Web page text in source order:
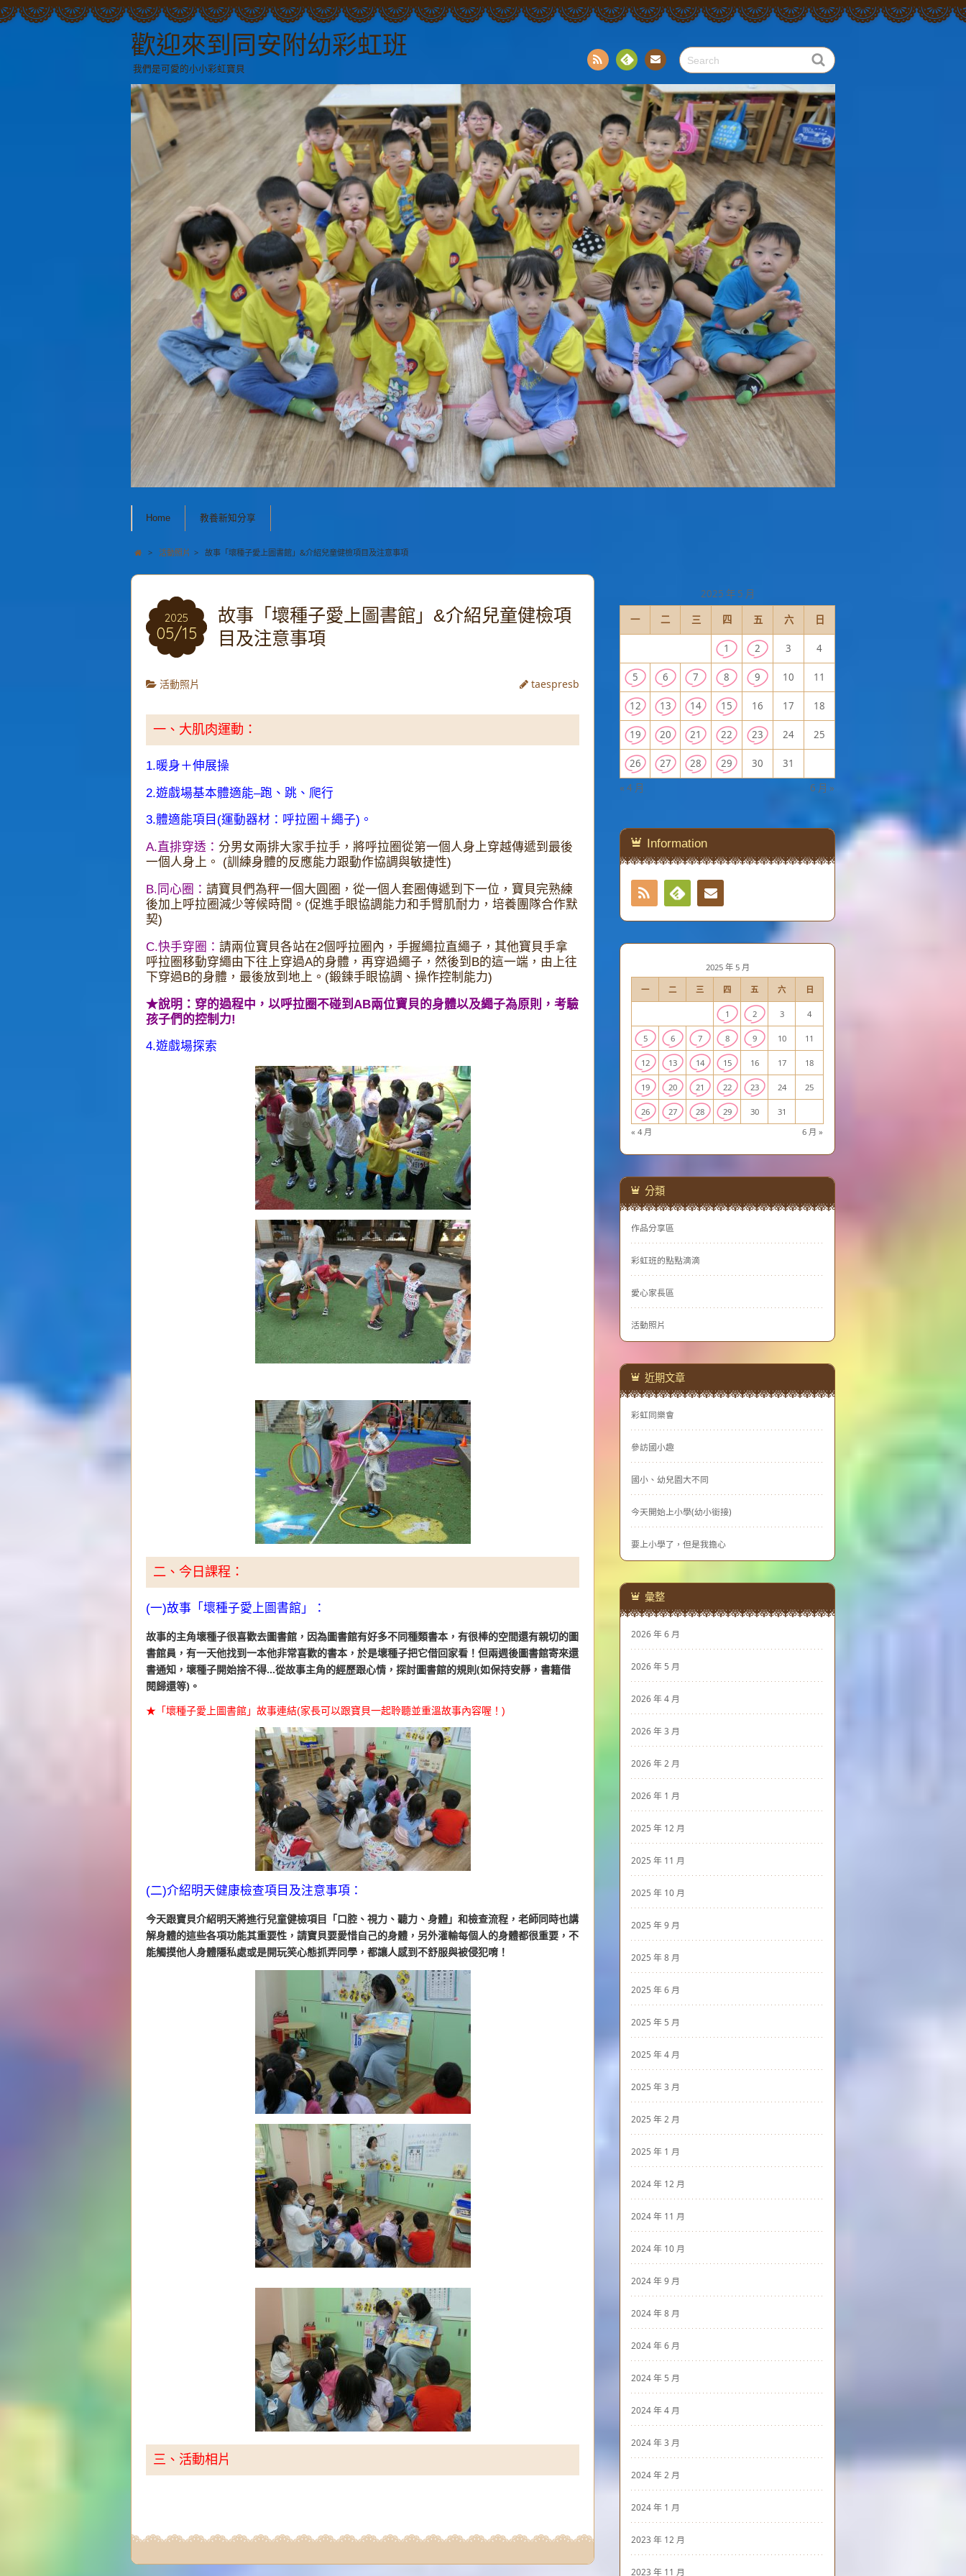
歡迎來到同安附幼彩虹班
我們是可愛的小小彩虹寶貝
RSS Fee
dly
tact
Home 教養新知分享
> 活動照片 > 故事「壞種子愛上圖書館」&介紹兒童健檢項目及注意事項
2025
05/15
故事「壞種子愛上圖書館」&介紹兒童健檢項
目及注意事項
活動照片 taespresb
一、大肌肉運動：
1.暖身＋伸展操
2.遊戲場基本體適能–跑、跳、爬行
3.體適能項目(運動器材：呼拉圈＋繩子)。
A.直排穿透： 分男女兩排大家手拉手，將呼拉圈從第一個人身上穿越傳遞到最後
一個人身上。 (訓練身體的反應能力跟動作協調與敏捷性)
B.同心圈： 請寶貝們為秤一個大圓圈，從一個人套圈傳遞到下一位，寶貝完熟練
後加上呼拉圈減少等候時間。(促進手眼協調能力和手臂肌耐力，培養團隊合作默
契)
C.快手穿圈： 請兩位寶貝各站在2個呼拉圈內，手握繩拉直繩子，其他寶貝手拿
呼拉圈移動穿繩由下往上穿過A的身體，再穿過繩子，然後到B的這一端，由上往
下穿過B的身體，最後放到地上。(鍛鍊手眼協調、操作控制能力)
★說明：穿的過程中，以呼拉圈不碰到AB兩位寶貝的身體以及繩子為原則，考驗
孩子們的控制力!
4.遊戲場探索
二、今日課程：
(一)故事「壞種子愛上圖書館」：
故事的主角壞種子很喜歡去圖書館，因為圖書館有好多不同種類書本，有很棒的空間還有親切的圖
書館員，有一天他找到一本他非常喜歡的書本，於是壞種子把它借回家看！但兩週後圖書館寄來還
書通知，壞種子開始捨不得…從故事主角的經歷跟心情，探討圖書館的規則(如保持安靜，書籍借
閱歸還等)。
★「壞種子愛上圖書館」故事連結(家長可以跟寶貝一起聆聽並重溫故事內容喔！)
(二)介紹明天健康檢查項目及注意事項：
今天跟寶貝介紹明天將進行兒童健檢項目「口腔、視力、聽力、身體」和檢查流程，老師同時也講
解身體的這些各項功能其重要性，請寶貝要愛惜自己的身體，另外灌輸每個人的身體都很重要，不
能觸摸他人身體隱私處或是開玩笑心態抓弄同學，都讓人感到不舒服與被侵犯唷！
三、活動相片
2025 年 5 月
一
二 三 四 五 六 日
« 4 月 6 月 »
1 2 3 4
5 6 7 8 9 10 11
12 13 14 15 16 17 18
19 20 21 22 23 24 25
26 27 28 29 30 31
Information
RSS
Feedly
2025 年 5 月
一 二 三 四 五 六 日
« 4 月 6 月 »
1 2 3 4
5 6 7 8 9 10 11
12 13 14 15 16 17 18
19 20 21 22 23 24 25
26 27 28 29 30 31
分類
作品分享區
彩虹班的點點滴滴
愛心家長區
活動照片
近期文章
彩虹同樂會
參訪國小趣
國小、幼兒園大不同
今天開始上小學(幼小銜接)
要上小學了，但是我擔心
彙整
2026 年 6 月
2026 年 5 月
2026 年 4 月
2026 年 3 月
2026 年 2 月
2026 年 1 月
2025 年 12 月
2025 年 11 月
2025 年 10 月
2025 年 9 月
2025 年 8 月
2025 年 6 月
2025 年 5 月
2025 年 4 月
2025 年 3 月
2025 年 2 月
2025 年 1 月
2024 年 12 月
2024 年 11 月
2024 年 10 月
2024 年 9 月
2024 年 8 月
2024 年 6 月
2024 年 5 月
2024 年 4 月
2024 年 3 月
2024 年 2 月
2024 年 1 月
2023 年 12 月
2023 年 11 月